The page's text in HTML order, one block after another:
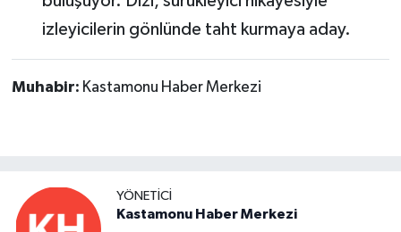
izleyicilerin gönlünde taht kurmaya aday.
Muhabir: Kastamonu Haber Merkezi
YÖNETICI
Kastamonu Haber Merkezi